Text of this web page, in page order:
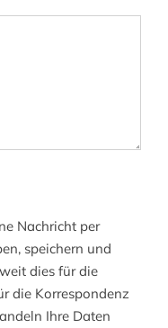
Nachricht per
speichern und
dies für die
die Korrespondenz
Ihre Daten